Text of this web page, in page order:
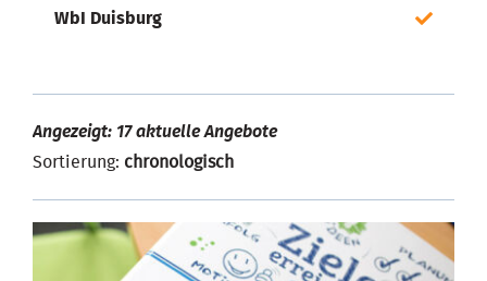
WbI Duisburg
Angezeigt: 17 aktuelle Angebote
Sortierung: chronologisch